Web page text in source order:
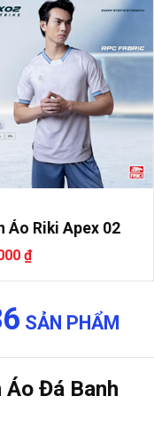
Áo Riki Apex 02
₫
SẢN PHẨM
Áo Đá Banh